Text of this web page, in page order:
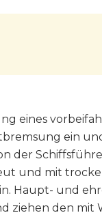
eines
ein
der
und mit
Haupt- und
ziehen den mit